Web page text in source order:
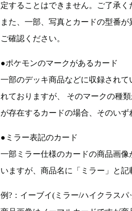
定することはできません。ご了承く
また、一部、写真とカードの型番
ご確認ください。
●ポケモンのマークがあるカード
一部のデッキ商品などに収録され
れておりますが、 そのマークの種
が存在するカードの場合、そのいず
●ミラー表記のカード
一部ミラー仕様のカードの商品画
いますが、商品名に「ミラー」と
例?：イーブイ(ミラー/ハイクラスパ